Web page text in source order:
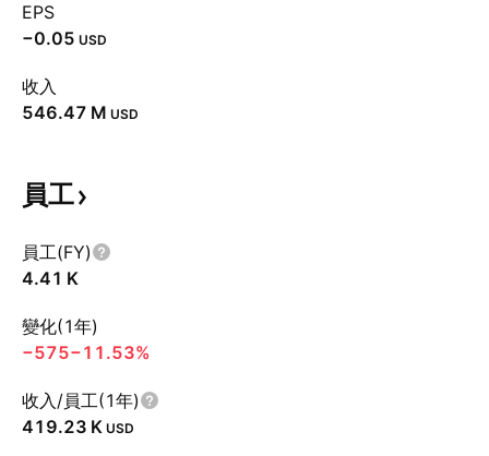
EPS
−0.05 USD
收入
‪546.47 M‬ USD
員工
員工(FY)
‪4.41 K‬
變化(1年)
−575−11.53%
收入/員工(1年)
‪419.23 K‬ USD